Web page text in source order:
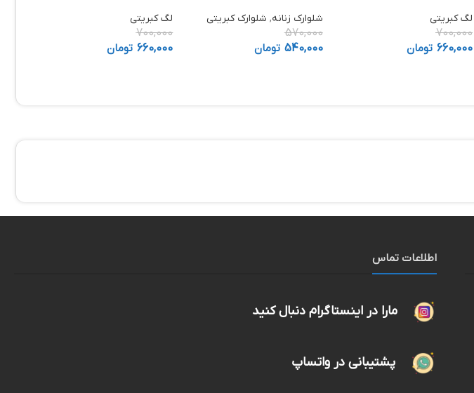
لگ کبریتی
700,000
660,000 تومان
شلوارک زنانه, شلوارک کبریتی
570,000
540,000 تومان
لگ کبریتی
700,000
660,000 تومان
اطلاعات تماس
مارا در اینستاگرام دنبال کنید
پشتیبانی در واتساپ